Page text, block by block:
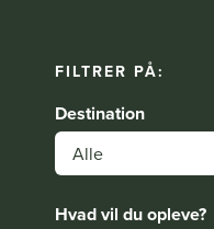
FILTRER PÅ:
Destination
Alle
Hvad vil du opleve?